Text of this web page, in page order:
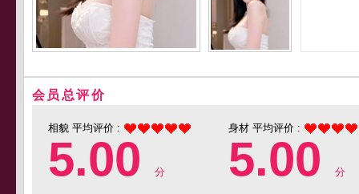
会员总评价
相貌 平均评价 :
5.00 分
身材 平均评价 :
5.00 分